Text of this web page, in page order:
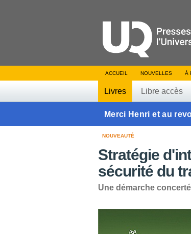
ACCUEIL NOUVELLES À
Livres Libre accès
Merci Henri et au
NOUVEAUTÉ
Stratégie
sécurité du
Une démarche